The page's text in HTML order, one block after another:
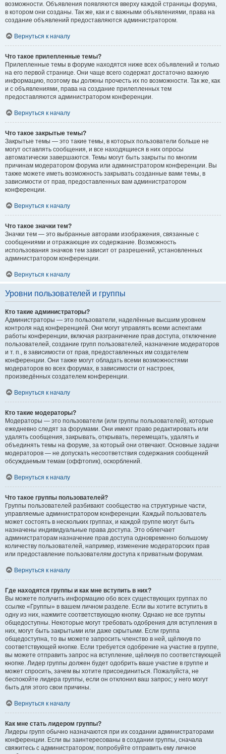
возможности. Объявления появляются вверху каждой страницы форума,
в котором они созданы. Так же, как и с важными объявлениями, права на
создание объявлений предоставляются администратором.
Вернуться к началу
Что такое прилепленные темы?
Прилепленные темы в форуме находятся ниже всех объявлений и только
на его первой странице. Они чаще всего содержат достаточно важную
информацию, поэтому вы должны прочесть их по возможности. Так же, как
и с объявлениями, права на создание прилепленных тем
предоставляются администратором конференции.
Вернуться к началу
Что такое закрытые темы?
Закрытые темы — это такие темы, в которых пользователи больше не
могут оставлять сообщения, и все находящиеся в них опросы
автоматически завершаются. Темы могут быть закрыты по многим
причинам модератором форума или администратором конференции. Вы
также можете иметь возможность закрывать созданные вами темы, в
зависимости от прав, предоставленных вам администратором
конференции.
Вернуться к началу
Что такое значки тем?
Значки тем — это выбранные авторами изображения, связанные с
сообщениями и отражающие их содержание. Возможность
использования значков тем зависит от разрешений, установленных
администратором конференции.
Вернуться к началу
Уровни пользователей и группы
Кто такие администраторы?
Администраторы — это пользователи, наделённые высшим уровнем
контроля над конференцией. Они могут управлять всеми аспектами
работы конференции, включая разграничение прав доступа, отключение
пользователей, создание групп пользователей, назначение модераторов
и т. п., в зависимости от прав, предоставленных им создателем
конференции. Они также могут обладать всеми возможностями
модераторов во всех форумах, в зависимости от настроек,
произведённых создателем конференции.
Вернуться к началу
Кто такие модераторы?
Модераторы — это пользователи (или группы пользователей), которые
ежедневно следят за форумами. Они имеют право редактировать или
удалять сообщения, закрывать, открывать, перемещать, удалять и
объединять темы на форуме, за который они отвечают. Основные задачи
модераторов — не допускать несоответствия содержания сообщений
обсуждаемым темам (оффтопик), оскорблений.
Вернуться к началу
Что такое группы пользователей?
Группы пользователей разбивают сообщество на структурные части,
управляемые администратором конференции. Каждый пользователь
может состоять в нескольких группах, и каждой группе могут быть
назначены индивидуальные права доступа. Это облегчает
администраторам назначение прав доступа одновременно большому
количеству пользователей, например, изменение модераторских прав
или предоставление пользователям доступа к приватным форумам.
Вернуться к началу
Где находятся группы и как мне вступить в них?
Вы можете получить информацию обо всех существующих группах по
ссылке «Группы» в вашем личном разделе. Если вы хотите вступить в
одну из них, нажмите соответствующую кнопку. Однако не все группы
общедоступны. Некоторые могут требовать одобрения для вступления в
них, могут быть закрытыми или даже скрытыми. Если группа
общедоступна, то вы можете запросить членство в ней, щёлкнув по
соответствующей кнопке. Если требуется одобрение на участие в группе,
вы можете отправить запрос на вступление, щёлкнув по соответствующей
кнопке. Лидер группы должен будет одобрить ваше участие в группе и
может спросить, зачем вы хотите присоединиться. Пожалуйста, не
беспокойте лидера группы, если он отклонил ваш запрос; у него могут
быть для этого свои причины.
Вернуться к началу
Как мне стать лидером группы?
Лидеры групп обычно назначаются при их создании администраторами
конференции. Если вы заинтересованы в создании группы, сначала
свяжитесь с администратором; попробуйте отправить ему личное